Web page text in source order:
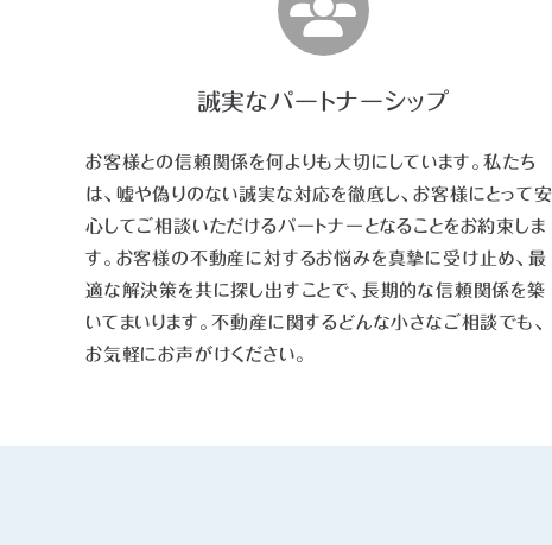
誠実なパートナーシップ
お客様との信頼関係を何よりも大切にしています。私たち
は、嘘や偽りのない誠実な対応を徹底し、お客様にとって安
心してご相談いただけるパートナーとなることをお約束しま
す。お客様の不動産に対するお悩みを真摯に受け止め、最
適な解決策を共に探し出すことで、長期的な信頼関係を築
いてまいります。不動産に関するどんな小さなご相談でも、
お気軽にお声がけください。